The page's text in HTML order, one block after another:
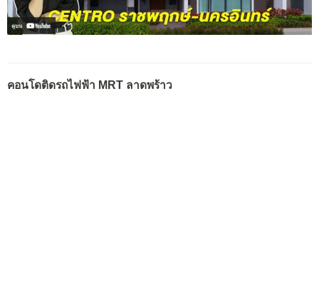
คอนโดติดรถไฟฟ้า MRT ลาดพร้าว